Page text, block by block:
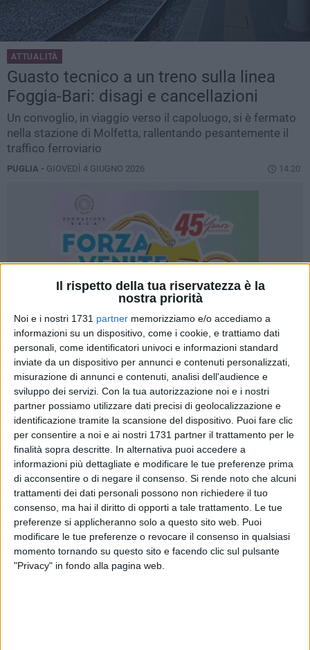
Il rispetto della tua riservatezza è la
nostra priorità
Noi e i nostri 1731 partner memorizziamo e/o accediamo a
informazioni su un dispositivo, come i cookie, e trattiamo dati
personali, come identificatori univoci e informazioni standard
inviate da un dispositivo per annunci e contenuti personalizzati,
misurazione di annunci e contenuti, analisi dell'audience e
sviluppo dei servizi. Con la tua autorizzazione noi e i nostri
partner possiamo utilizzare dati precisi di geolocalizzazione e
identificazione tramite la scansione del dispositivo. Puoi fare clic
per consentire a noi e ai nostri 1731 partner il trattamento per le
finalità sopra descritte. In alternativa puoi accedere a
informazioni più dettagliate e modificare le tue preferenze prima
di acconsentire o di negare il consenso. Si rende noto che alcuni
trattamenti dei dati personali possono non richiedere il tuo
consenso, ma hai il diritto di opporti a tale trattamento. Le tue
preferenze si applicheranno solo a questo sito web. Puoi
modificare le tue preferenze o revocare il consenso in qualsiasi
momento tornando su questo sito e facendo clic sul pulsante
"Privacy" in fondo alla pagina web.
ATTUALITÀ
Guasto tecnico a un treno sulla linea
Foggia-Bari: disagi e cancellazioni
Un convoglio, in viaggio verso il capoluogo, si è fermato
nella stazione di Molfetta, rallentando pesantemente il
traffico ferroviario
PUGLIA - GIOVEDÌ 4 GIUGNO 2026 14.20
Il treno regionale 23535, in viaggio verso Bari, ha registrato
un guasto tecnico nei pressi della stazione ferroviaria di
Molfetta poco dopo le ore 14 e ha dovuto terminare
anticipatamente la sua corsa. L'episodio ha già comportato
la cancellazione di quattro convogli regionali, due diretti in
direzione Barletta e altrettanti con destinazione il capoluogo
barese. Disagi inevitabili anche per i pendolari biscegliesi.